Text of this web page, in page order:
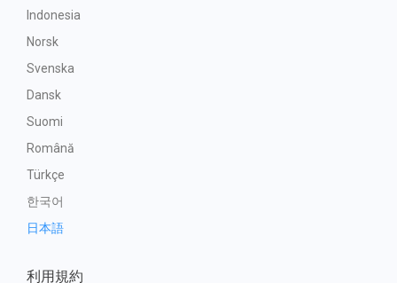
Indonesia
Norsk
Svenska
Dansk
Suomi
Română
Türkçe
한국어
日本語
利用規約